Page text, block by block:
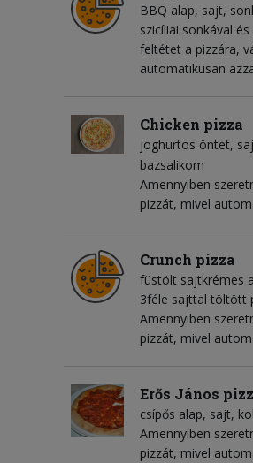
BBQ alap sajt
szicíliai sonkával
feltétet a pizzára,
automatikusan
Chicken pizza
joghurtos öntet
bazsalikom
Amennyiben
pizzát, mivel
Crunch pizza
füstölt sajtkrémes
3féle sajttal töltött
Amennyiben
pizzát, mivel
Erős János
csípős alap sajt
Amennyiben
pizzát, mivel